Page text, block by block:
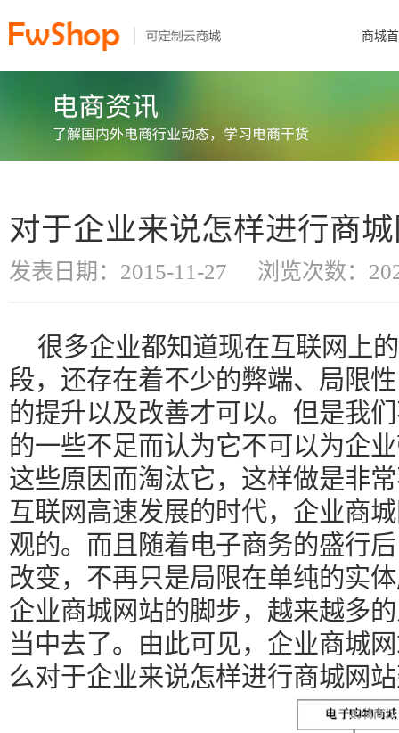
商城
对于企业来说怎样进行商
发表日期：2015-11-27 浏览次数：
很多企业都知道现在互联网上的
段，还存在着不少的弊端、局限
的提升以及改善才可以。但是我
的一些不足而认为它不可以为企
这些原因而淘汰它，这样做是非
互联网高速发展的时代，企业商
观的。而且随着电子商务的盛行
改变，不再只是局限在单纯的实
企业商城网站的脚步，越来越多
当中去了。由此可见，企业商城
么对于企业来说怎样进行商城网